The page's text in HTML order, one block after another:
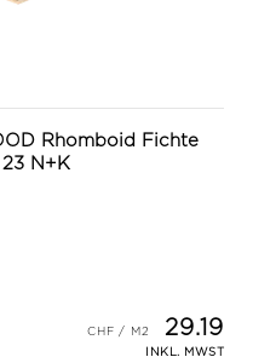
Rhomboid Fichte
N+K
29.19
INKL. MWST